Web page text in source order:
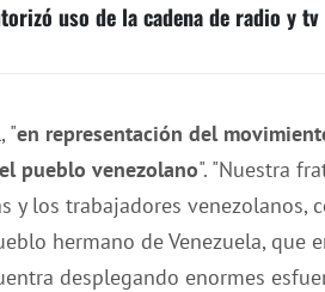
uso de la cadena de radio y
"en representación del
pueblo venezolano". "Nuestra
y los trabajadores venezolanos,
hermano de Venezuela, que
desplegando enormes